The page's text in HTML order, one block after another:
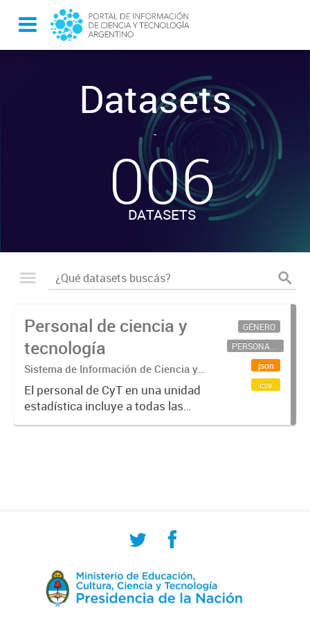
Datasets
-
006
DATASETS
Personal de ciencia y
tecnología
Sistema de Información de Ciencia y
Tecnología Argentino (SICYTAR)
El personal de CyT en una unidad
estadística incluye a todas las
personas involucradas
GÉNERO
PERSONAL CIENTÍFICO-TECNOLÓGICO
json
csv